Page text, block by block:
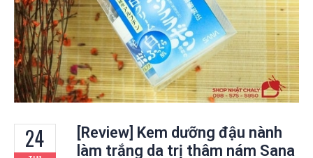
24
[Review] Kem dưỡng đậu nành
làm trắng da trị thâm nám Sana